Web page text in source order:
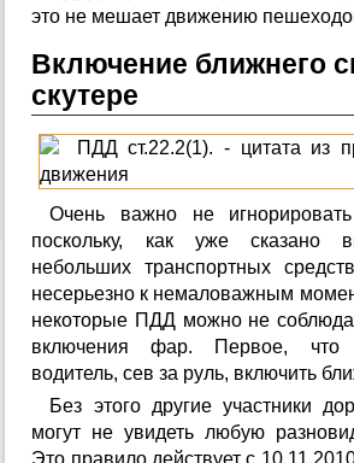
это не мешает движению
Включение ближнего
скутере
Очень важно не
поскольку, как уже сказано
небольших транспортных
несерьезно к немаловажным
некоторые ПДД можно не
включения фар. Первое, что
водитель, сев за руль, включить
Без этого другие участники
могут не увидеть любую
Это правило действует с